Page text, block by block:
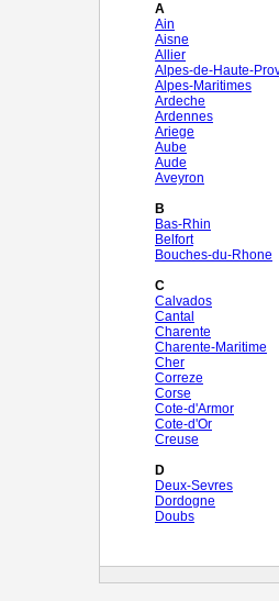
A
Ain
Aisne
Allier
Alpes-de-Haute-
Alpes-Maritimes
Ardeche
Ardennes
Ariege
Aube
Aude
Aveyron
B
Bas-Rhin
Belfort
Bouches-du-Rhone
C
Calvados
Cantal
Charente
Charente-Maritime
Cher
Correze
Corse
Cote-d'Armor
Cote-d'Or
Creuse
D
Deux-Sevres
Dordogne
Doubs